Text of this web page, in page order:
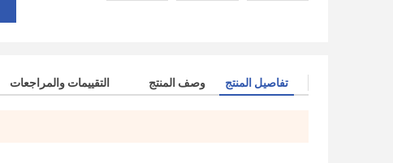
تفاصيل المنتج وصف المنتج التقييمات والمراجعات